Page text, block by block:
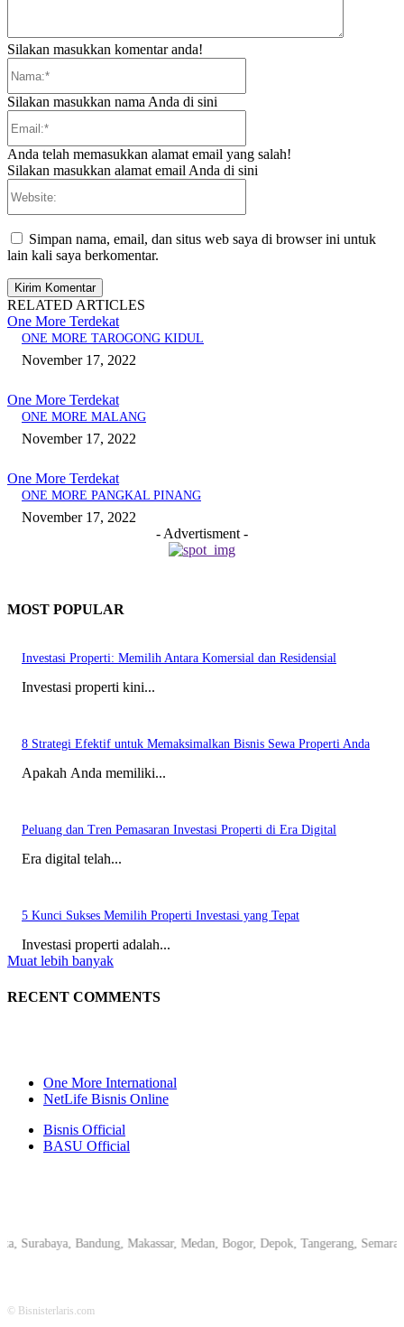
Silakan masukkan komentar anda!
Silakan masukkan nama Anda di sini
Anda telah memasukkan alamat email yang salah!
Silakan masukkan alamat email Anda di sini
Simpan nama, email, dan situs web saya di browser ini untuk
lain kali saya berkomentar.
RELATED ARTICLES
One More Terdekat
ONE MORE TAROGONG KIDUL
November 17, 2022
One More Terdekat
ONE MORE MALANG
November 17, 2022
One More Terdekat
ONE MORE PANGKAL PINANG
November 17, 2022
- Advertisment -
MOST POPULAR
Investasi Properti: Memilih Antara Komersial dan Residensial
Investasi properti kini...
8 Strategi Efektif untuk Memaksimalkan Bisnis Sewa Properti Anda
Apakah Anda memiliki...
Peluang dan Tren Pemasaran Investasi Properti di Era Digital
Era digital telah...
5 Kunci Sukses Memilih Properti Investasi yang Tepat
Investasi properti adalah...
Muat lebih banyak
RECENT COMMENTS
One More International
NetLife Bisnis Online
Bisnis Official
BASU Official
Bandung, Makassar, Medan, Bogor, Depok, Tangerang, Semarang,
© Bisnisterlaris.com